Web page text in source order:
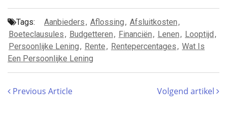
Tags: Aanbieders, Aflossing, Afsluitkosten,
Boeteclausules, Budgetteren, Financiën, Lenen, Looptijd,
Persoonlijke Lening, Rente, Rentepercentages, Wat Is
Een Persoonlijke Lening
Previous Article Volgend artikel